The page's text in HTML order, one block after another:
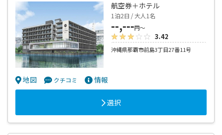
航空券＋ホテル
1泊2日 / 大人1名
--,---円～
3.42
沖縄県那覇市前島3丁目27番11号
地図 クチコミ 情報
選択